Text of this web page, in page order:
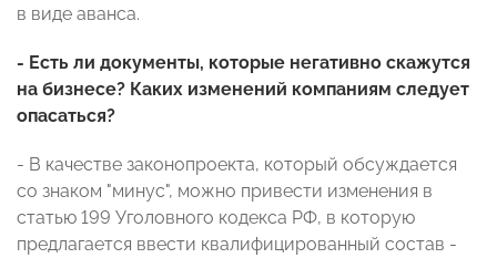
в виде аванса.
- Есть ли документы, которые негативно скажутся
на бизнесе? Каких изменений компаниям следует
опасаться?
- В качестве законопроекта, который обсуждается
со знаком "минус", можно привести изменения в
статью 199 Уголовного кодекса РФ, в которую
предлагается ввести квалифицированный состав -